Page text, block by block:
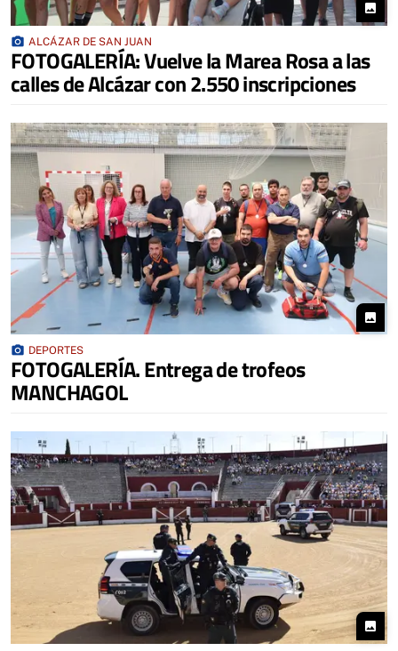
photo
photo_camera ALCÁZAR DE SAN JUAN
FOTOGALERÍA: Vuelve la Marea Rosa a las
calles de Alcázar con 2.550 inscripciones
photo
photo_camera DEPORTES
FOTOGALERÍA. Entrega de trofeos
MANCHAGOL
photo